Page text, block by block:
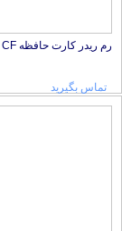
رم ریدر کارت حافظه CF
تماس بگیرید